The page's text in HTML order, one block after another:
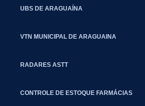
UBS DE ARAGUAÍNA
VTN MUNICIPAL DE ARAGUAINA
RADARES ASTT
CONTROLE DE ESTOQUE FARMÁCIAS